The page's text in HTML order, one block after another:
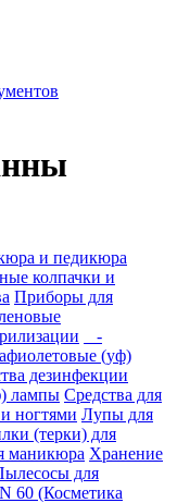
и педикюра
колпачки и
Приборы для
-
(уф)
дезинфекции
лампы Средства для
ногтями Лупы для
(терки) для
маникюра Хранение
для
60 (Косметика